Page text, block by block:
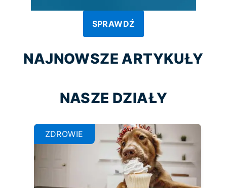
SPRAWDŹ
NAJNOWSZE ARTYKUŁY
NASZE DZIAŁY
ZDROWIE